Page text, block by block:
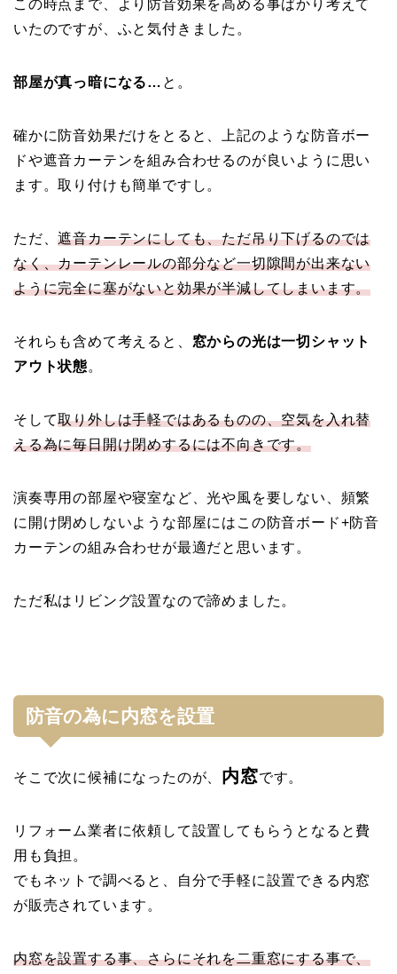
この時点まで、より防音効果を高める事ばかり考えて
いたのですが、ふと気付きました。
部屋が真っ暗になる… と。
確かに防音効果だけをとると、上記のような防音ボー
ドや遮音カーテンを組み合わせるのが良いように思い
ます。取り付けも簡単ですし。
ただ、遮音カーテンにしても、ただ吊り下げるのでは
なく、カーテンレールの部分など一切隙間が出来ない
ように完全に塞がないと効果が半減してしまいます。
それらも含めて考えると、 窓からの光は一切シャット
アウト状態。
そして取り外しは手軽ではあるものの、空気を入れ替
える為に毎日開け閉めするには不向きです。
演奏専用の部屋や寝室など、光や風を要しない、頻繁
に開け閉めしないような部屋にはこの防音ボード+防音
カーテンの組み合わせが最適だと思います。
ただ私はリビング設置なので諦めました。
防音の為に内窓を設置
そこで次に候補になったのが、 内窓です。
リフォーム業者に依頼して設置してもらうとなると費
用も負担。
でもネットで調べると、自分で手軽に設置できる内窓
が販売されています。
内窓を設置する事、さらにそれを二重窓にする事で、